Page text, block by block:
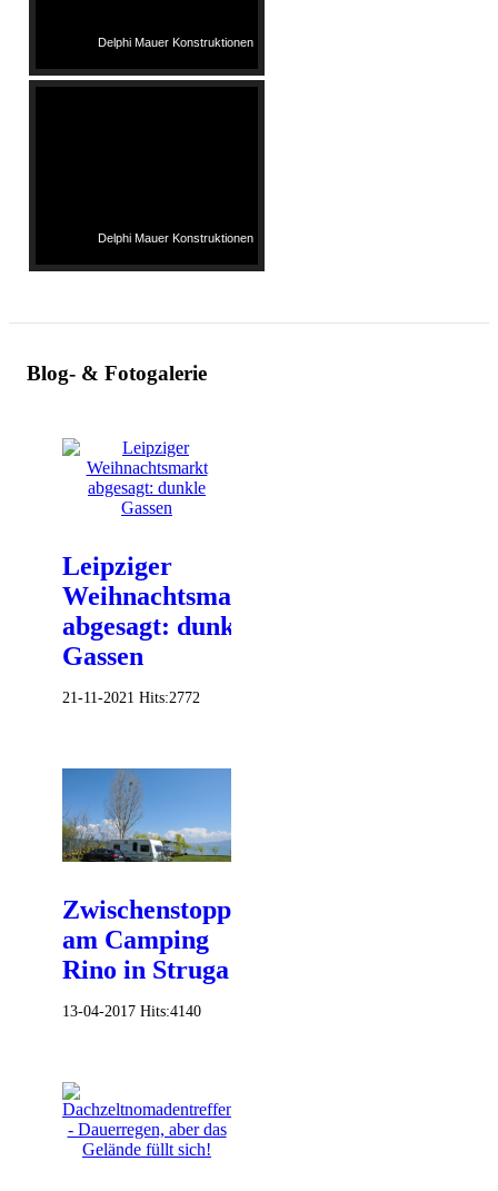
Delphi Mauer Konstruktionen
Delphi Mauer Konstruktionen
Blog- & Fotogalerie
Leipziger
Weihnachtsmarkt
abgesagt: dunkle
Gassen
21-11-2021 Hits:2772
Zwischenstopp
am Camping
Rino in Struga
13-04-2017 Hits:4140